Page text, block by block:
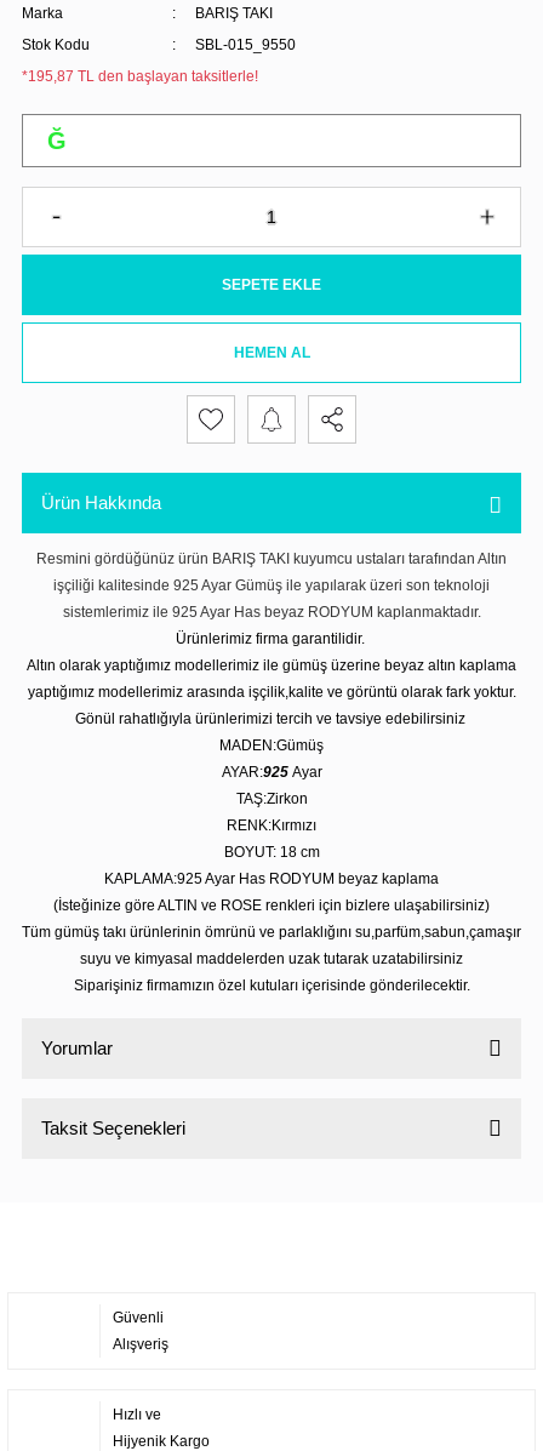
Marka
BARIŞ TAKI
Stok Kodu
SBL-015_9550
*195,87 TL den başlayan taksitlerle!
SEPETE EKLE
HEMEN AL
Ürün Hakkında
Resmini gördüğünüz ürün BARIŞ TAKI kuyumcu ustaları tarafından Altın
işçiliği kalitesinde 925 Ayar Gümüş ile yapılarak üzeri son teknoloji
sistemlerimiz ile 925 Ayar Has beyaz RODYUM kaplanmaktadır.
Ürünlerimiz firma garantilidir.
Altın olarak yaptığımız modellerimiz ile gümüş üzerine beyaz altın kaplama
yaptığımız modellerimiz arasında işçilik,kalite ve görüntü olarak fark yoktur.
Gönül rahatlığıyla ürünlerimizi tercih ve tavsiye edebilirsiniz
MADEN:Gümüş
AYAR:925 Ayar
TAŞ:Zirkon
RENK:Kırmızı
BOYUT: 18 cm
KAPLAMA:925 Ayar Has RODYUM beyaz kaplama
(İsteğinize göre ALTIN ve ROSE renkleri için bizlere ulaşabilirsiniz)
Tüm gümüş takı ürünlerinin ömrünü ve parlaklığını su,parfüm,sabun,çamaşır
suyu ve kimyasal maddelerden uzak tutarak uzatabilirsiniz
Siparişiniz firmamızın özel kutuları içerisinde gönderilecektir.
Yorumlar
Taksit Seçenekleri
Güvenli
Alışveriş
Hızlı ve
Hijyenik Kargo